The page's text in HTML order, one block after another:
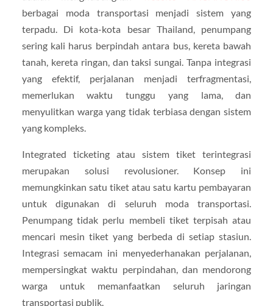
berbagai moda transportasi menjadi sistem yang
terpadu. Di kota-kota besar Thailand, penumpang
sering kali harus berpindah antara bus, kereta bawah
tanah, kereta ringan, dan taksi sungai. Tanpa integrasi
yang efektif, perjalanan menjadi terfragmentasi,
memerlukan waktu tunggu yang lama, dan
menyulitkan warga yang tidak terbiasa dengan sistem
yang kompleks.
Integrated ticketing atau sistem tiket terintegrasi
merupakan solusi revolusioner. Konsep ini
memungkinkan satu tiket atau satu kartu pembayaran
untuk digunakan di seluruh moda transportasi.
Penumpang tidak perlu membeli tiket terpisah atau
mencari mesin tiket yang berbeda di setiap stasiun.
Integrasi semacam ini menyederhanakan perjalanan,
mempersingkat waktu perpindahan, dan mendorong
warga untuk memanfaatkan seluruh jaringan
transportasi publik.